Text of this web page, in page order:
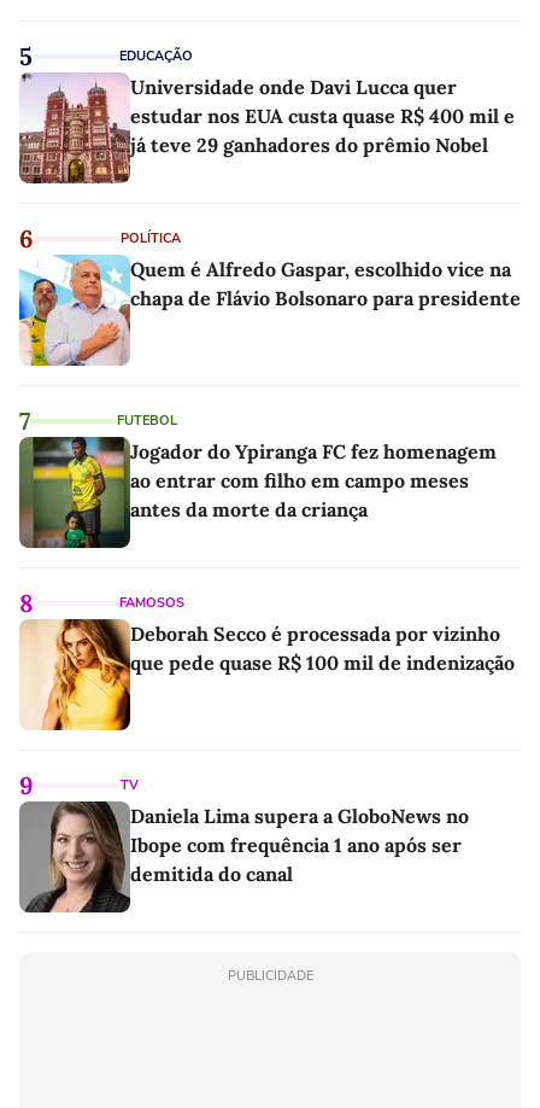
5 EDUCAÇÃO
Universidade onde Davi Lucca quer
estudar nos EUA custa quase R$ 400 mil e
já teve 29 ganhadores do prêmio Nobel
6 POLÍTICA
Quem é Alfredo Gaspar, escolhido vice na
chapa de Flávio Bolsonaro para presidente
7 FUTEBOL
Jogador do Ypiranga FC fez homenagem
ao entrar com filho em campo meses
antes da morte da criança
8 FAMOSOS
Deborah Secco é processada por vizinho
que pede quase R$ 100 mil de indenização
9 TV
Daniela Lima supera a GloboNews no
Ibope com frequência 1 ano após ser
demitida do canal
PUBLICIDADE